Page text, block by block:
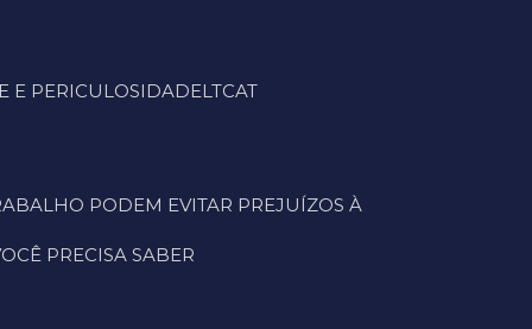
E PERICULOSIDADE LTCAT
PRECISA SABER